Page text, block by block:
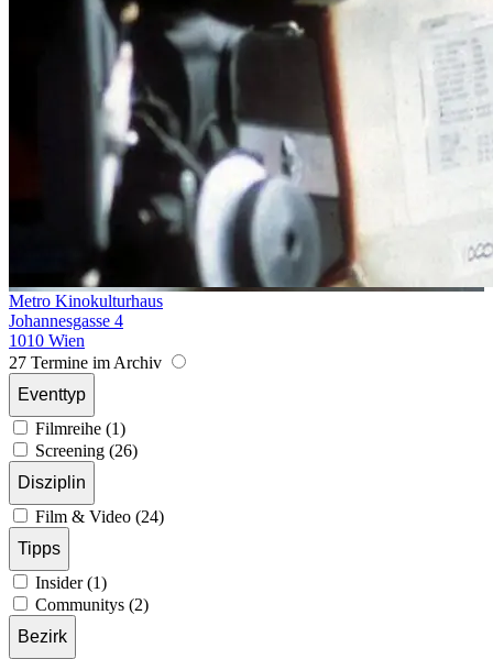
Metro Kinokulturhaus
Johannesgasse 4
1010 Wien
27 Termine im Archiv
Eventtyp
Filmreihe (1)
Screening (26)
Disziplin
Film & Video (24)
Tipps
Insider (1)
Communitys (2)
Bezirk